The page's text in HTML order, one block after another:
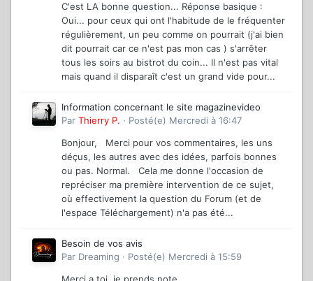
C'est LA bonne question... Réponse basique :
Oui... pour ceux qui ont l'habitude de le fréquenter
régulièrement, un peu comme on pourrait (j'ai bien
dit pourrait car ce n'est pas mon cas ) s'arrêter
tous les soirs au bistrot du coin... Il n'est pas vital
mais quand il disparaît c'est un grand vide pour...
Information concernant le site magazinevideo
Par Thierry P. · Posté(e) Mercredi à 16:47
Bonjour, Merci pour vos commentaires, les uns
déçus, les autres avec des idées, parfois bonnes
ou pas. Normal. Cela me donne l'occasion de
repréciser ma première intervention de ce sujet,
où effectivement la question du Forum (et de
l'espace Téléchargement) n'a pas été...
Besoin de vos avis
Par Dreaming · Posté(e) Mercredi à 15:59
Merci a toi, je prends note.